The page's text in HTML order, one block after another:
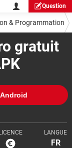
Question
gratuit
LICENCE LANGUE
FR
& Programmation